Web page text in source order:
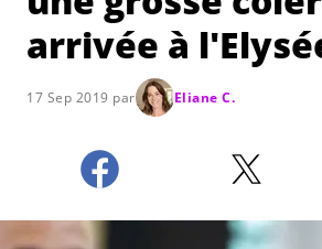
arrivée à
17 Sep 2019 par Eliane C.